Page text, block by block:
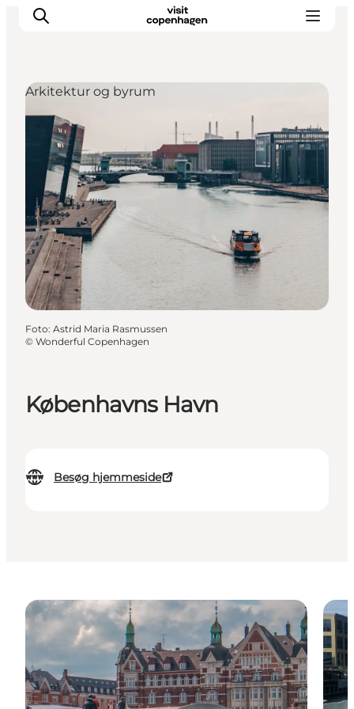
This is Copenhagen
Aktiviteter
Spis & drik
Områder
Planlæg din tur
CopenPay
Copenhagen Card
Københavns Havn
Besøg hjemmeside
Arkitektur og byrum
Foto: Astrid Maria Rasmussen
© Wonderful Copenhagen